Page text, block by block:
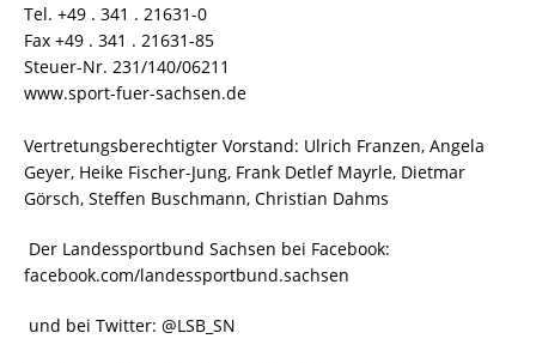
Tel. +49 . 341 . 21631-0
Fax +49 . 341 . 21631-85
Steuer-Nr. 231/140/06211
www.sport-fuer-sachsen.de
Vertretungsberechtigter Vorstand: Ulrich Franzen, Angela
Geyer, Heike Fischer-Jung, Frank Detlef Mayrle, Dietmar
Görsch, Steffen Buschmann, Christian Dahms
Der Landessportbund Sachsen bei Facebook:
facebook.com/landessportbund.sachsen
und bei Twitter: @LSB_SN